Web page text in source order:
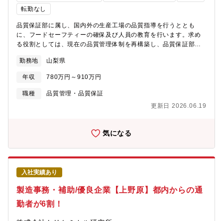
立ち位置で、制度企画をリードできる3. 専任体制立ち上げフェー
ズへの参画これまで兼務で対応していた制度企画領域を、専任組
織として立ち上げるタイミング、役割定義・進め方づくりから関
われるフェーズ4. 年齢に縛られず、経験を活かせる環境年齢不問
（50代後半～定年前後も歓迎）、これまで培った制度設計・運用
い】◎世界1000店舗以上の安定基盤◎業種未経験歓迎◎各種手
間休日数UP◎社員寮または住宅補助制度あり（引っ越し手当あ
転勤なし
品質保証部に属し、国内外の生産工場の品質指導を行うととも
に、フードセーフティーの確保及び人員の教育を行います。求め
る役割としては、現在の品質管理体制を再構築し、品質保証部と
先事項として推進して頂ける方を求めています。＜具体的には＞
① 工場品質指導（最優先業務）?菓子製造工場における品質管理
状況の把握?製造工程・品質管理ルールの確認?品質トラブル・不
具合発生時の原因分析および是正指導?工場担当者への品質面での
運用・定着支援?各種品質記録・管理状況の確認?ISO22000規格
い、工場の品質基準を各現場で統一③ 将来的に期待する業務（期
待役割であり、入社直後の最優先事項ではない）?工場品質管理体
制の見直し・改善提案?品質管理業務の標準化・仕組み化?若手・
現場担当者への育成的な関与【入社後】・研修：菓子製造理解の
ため、製造ラインでの研修を行います。・出張：国内の各工場へ
月2～4回程度（宿泊を伴い2~3日）└まずは山梨3工場の状況をし
っかりと把握して頂き、全国の工場へ波及【部署構成】・工場品
質管理課は30～40名体制（山梨各工場10名以上）今回のポジショ
ンは、山梨３工場のいずれかに配属・現在本部課長（50歳前後）
勤務地 山梨県
年収 780万円～910万円
職種
品質管理・品質保証
更新日 2026.06.19
気になる
入社実績あり
製造事務・補助/優良企業【上野原】都内からの通
勤者が6割！